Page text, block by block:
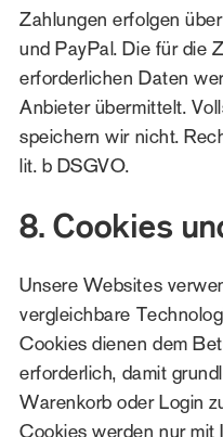
Zahlungen erfolgen
und PayPal. Die für die
erforderlichen Daten
Anbieter übermittelt.
speichern wir nicht.
lit. b DSGVO.
8. Cookies
Unsere Websites
vergleichbare
Cookies dienen dem
erforderlich, damit
Warenkorb oder Login
Cookies werden nur mit